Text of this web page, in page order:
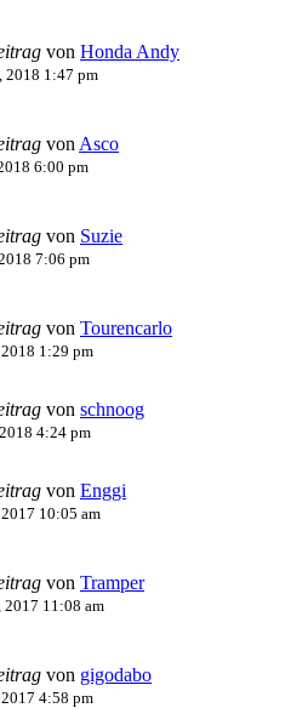
von Honda Andy
2018 1:47 pm
von Asco
6:00 pm
von Suzie
7:06 pm
von Tourencarlo
1:29 pm
von schnoog
4:24 pm
von Enggi
10:05 am
von Tramper
2017 11:08 am
von gigodabo
4:58 pm